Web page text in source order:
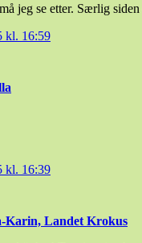
jeg se etter. Særlig siden
kl. 16:59
kl. 16:39
Karin, Landet Krokus